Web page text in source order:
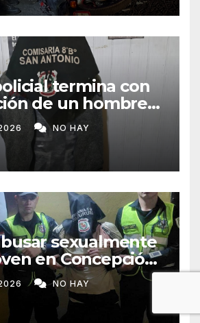
termina con
de un hombre
por la justicia
NO HAY
sexualmente
en Concepción
NO HAY